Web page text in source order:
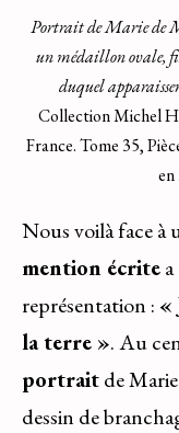
Portrait de Marie de
un médaillon ovale,
duquel
Collection Michel
France. Tome 35,
en
Nous voilà face à
mention écrite
représentation : «
la terre ». Au
portraitde
dessin de